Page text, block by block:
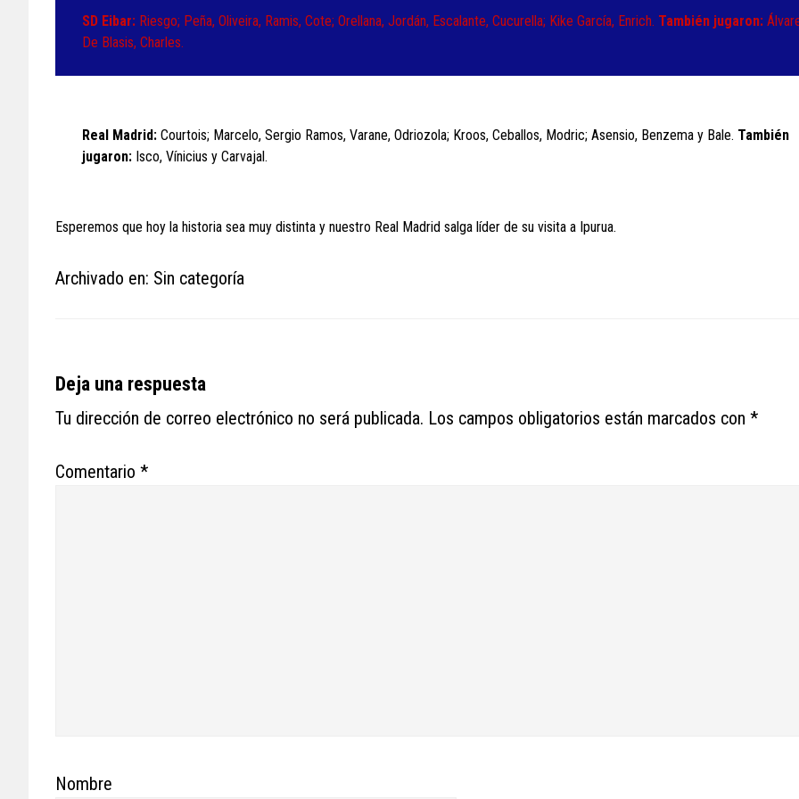
SD Eibar: Riesgo; Peña, Oliveira, Ramis, Cote; Orellana, Jordán, Escalante, Cucurella; Kike García, Enrich. También jugaron:
De Blasis, Charles.
Real Madrid: Courtois; Marcelo, Sergio Ramos, Varane, Odriozola; Kroos, Ceballos, Modric; Asensio, Benzema y Bale. También
jugaron: Isco, Vínicius y Carvajal.
Esperemos que hoy la historia sea muy distinta y nuestro Real Madrid salga líder de su visita a Ipurua.
Archivado en: Sin categoría
Reader
Interactions
Deja una respuesta
Tu dirección de correo electrónico no será publicada. Los campos obligatorios están marcados con *
Comentario *
Nombre